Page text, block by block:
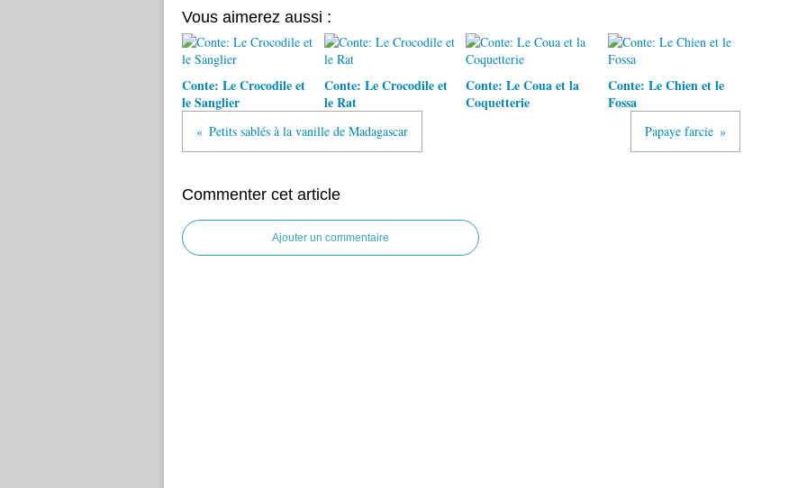
Vous aimerez aussi :
Conte: Le Crocodile et
le Sanglier
Conte: Le Crocodile et
le Rat
Conte: Le Coua et la
Coquetterie
Conte: Le Chien et le
Fossa
Petits sablés à la vanille de Madagascar Papaye farcie
Commenter cet article
Ajouter un commentaire